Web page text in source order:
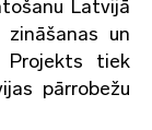
Latvijā
un
Projekts tiek
pārrobežu